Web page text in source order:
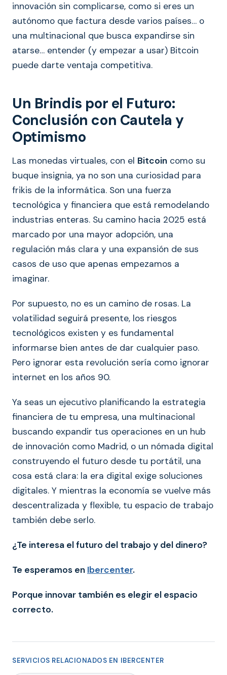
innovación sin complicarse, como si eres un
autónomo que factura desde varios países… o
una multinacional que busca expandirse sin
atarse… entender (y empezar a usar) Bitcoin
puede darte ventaja competitiva.
Un Brindis por el Futuro:
Conclusión con Cautela y
Optimismo
Las monedas virtuales, con el Bitcoin como su
buque insignia, ya no son una curiosidad para
frikis de la informática. Son una fuerza
tecnológica y financiera que está remodelando
industrias enteras. Su camino hacia 2025 está
marcado por una mayor adopción, una
regulación más clara y una expansión de sus
casos de uso que apenas empezamos a
imaginar.
Por supuesto, no es un camino de rosas. La
volatilidad seguirá presente, los riesgos
tecnológicos existen y es fundamental
informarse bien antes de dar cualquier paso.
Pero ignorar esta revolución sería como ignorar
internet en los años 90.
Ya seas un ejecutivo planificando la estrategia
financiera de tu empresa, una multinacional
buscando expandir tus operaciones en un hub
de innovación como Madrid, o un nómada digital
construyendo el futuro desde tu portátil, una
cosa está clara: la era digital exige soluciones
digitales. Y mientras la economía se vuelve más
descentralizada y flexible, tu espacio de trabajo
también debe serlo.
¿Te interesa el futuro del trabajo y del dinero?
Te esperamos en Ibercenter.
Porque innovar también es elegir el espacio
correcto.
SERVICIOS RELACIONADOS EN IBERCENTER